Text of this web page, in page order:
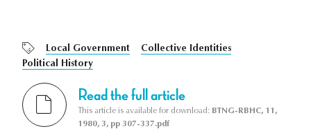
Local Government
Collective Identities
Political History
Read the full article
This article is available for download: BTNG-RBHC, 11,
1980, 3, pp 307-337.pdf